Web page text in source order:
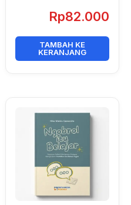
Kisah Helen Keller
hingga Indonesia
Rp82.000
TAMBAH KE
KERANJANG